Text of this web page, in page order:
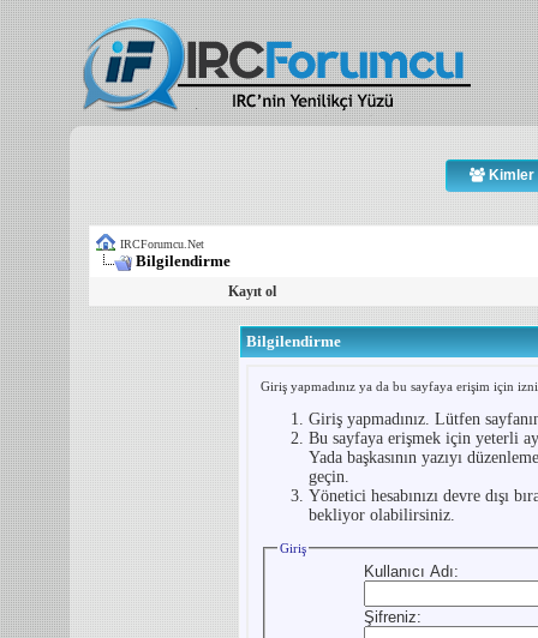
Kimler
IRCForumcu.Net
Bilgilendirme
Kayıt ol
Bilgilendirme
Giriş yapmadınız ya da bu sayfaya erişim için
Giriş yapmadınız. Lütfen
Bu sayfaya erişmek için yeterli
Yada başkasının yazıyı
geçin.
Yönetici hesabınızı devre dışı
bekliyor olabilirsiniz.
Giriş
Kullanıcı Adı:
Şifreniz: